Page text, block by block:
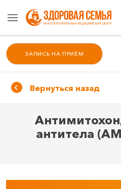
ЗАПИСЬ НА ПРИЁМ
Вернуться назад
антитела